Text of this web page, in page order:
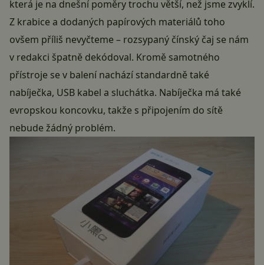
která je na dnešní poměry trochu větší, než jsme zvyklí.
Z krabice a dodaných papírových materiálů toho
ovšem příliš nevyčteme – rozsypaný čínský čaj se nám
v redakci špatně dekódoval. Kromě samotného
přístroje se v balení nachází standardně také
nabíječka, USB kabel a sluchátka. Nabíječka má také
evropskou koncovku, takže s připojením do sítě
nebude žádný problém.